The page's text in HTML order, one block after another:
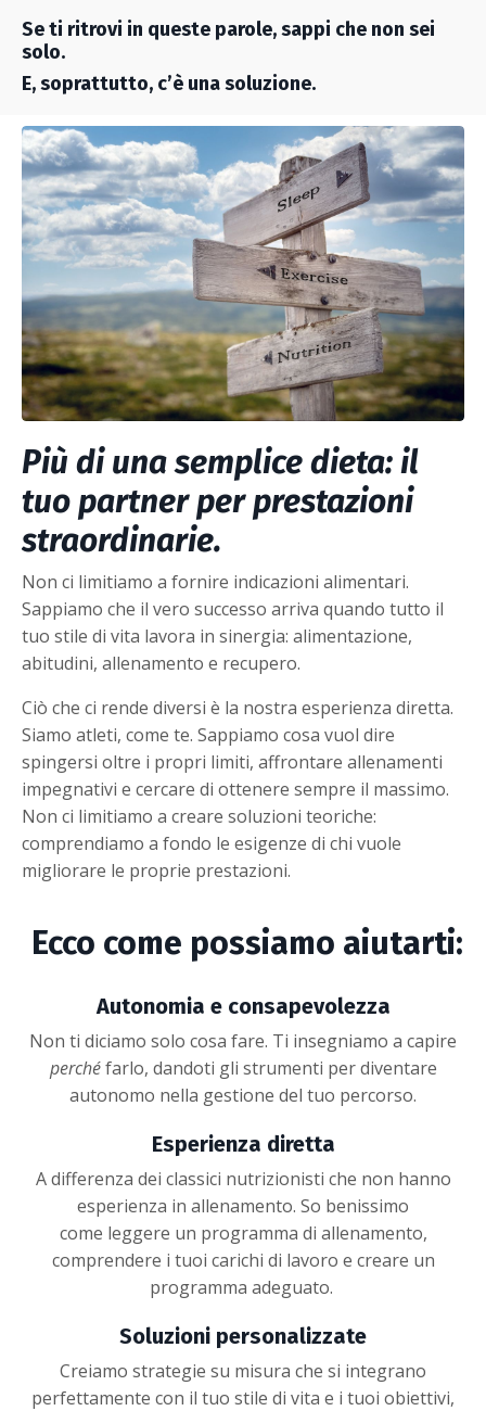
Se ti ritrovi in queste parole, sappi che non sei
solo.
E, soprattutto, c’è una soluzione.
Più di una semplice dieta: il
tuo partner per prestazioni
straordinarie.
Non ci limitiamo a fornire indicazioni alimentari.
Sappiamo che il vero successo arriva quando tutto il
tuo stile di vita lavora in sinergia: alimentazione,
abitudini, allenamento e recupero.
Ciò che ci rende diversi è la nostra esperienza diretta.
Siamo atleti, come te. Sappiamo cosa vuol dire
spingersi oltre i propri limiti, affrontare allenamenti
impegnativi e cercare di ottenere sempre il massimo.
Non ci limitiamo a creare soluzioni teoriche:
comprendiamo a fondo le esigenze di chi vuole
migliorare le proprie prestazioni.
Ecco come possiamo aiutarti:
Autonomia e consapevolezza
Non ti diciamo solo cosa fare. Ti insegniamo a capire
perchéfarlo, dandoti gli strumenti per diventare
autonomo nella gestione del tuo percorso.
Esperienza diretta
A differenza dei classici nutrizionisti che non hanno
esperienza in allenamento. So benissimo
come leggere un programma di allenamento,
comprendere i tuoi carichi di lavoro e creare un
programma adeguato.
Soluzioni personalizzate
Creiamo strategie su misura che si integrano
perfettamente con il tuo stile di vita e i tuoi obiettivi,